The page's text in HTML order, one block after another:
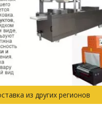
из других регионов